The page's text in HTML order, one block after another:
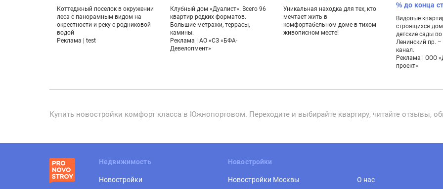
Коттеджный поселок в окружении
леса с панорамным видом на
окрестности и реку с родниковой
водой
Реклама | test
Клубный дом «Дуалист». Всего 96
квартир редких форматов.
Большие метражи, террасы,
камины.
Реклама | АО «СЗ «БФА-
Девелопмент»
Уникальная находка для тех, кто
мечтает жить в
комфортабельном доме в тихом
живописном месте!
% до конца
Видовые
строящихся
детские сады
Ленинский пр.
канал.
Реклама | ООО
проект»
Купить новостройки комфорт класса в Южнопортовом. Переходите и выбирайте квартиру, читайте отзывы,
Недвижимость
Новостройки
Новостройки
Новостройки Москвы О нас